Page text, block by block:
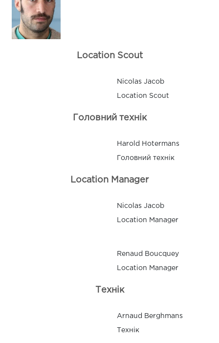
Location Scout
Nicolas Jacob
Location Scout
Головний технік
Harold Hotermans
Головний технік
Location Manager
Nicolas Jacob
Location Manager
Renaud Boucquey
Location Manager
Технік
Arnaud Berghmans
Технік